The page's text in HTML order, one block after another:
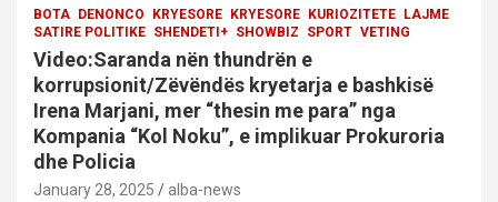
BOTA DENONCO KRYESORE KRYESORE KURIOZITETE
LAJME
SATIRE POLITIKE SHENDETI+ SHOWBIZ SPORT VETING
Video:Saranda nën thundrën e
korrupsionit/Zëvëndës kryetarja e bashkisë
Irena Marjani, mer “thesin me para” nga
Kompania “Kol Noku”, e implikuar Prokuroria
dhe Policia
January 28, 2025 alba-news